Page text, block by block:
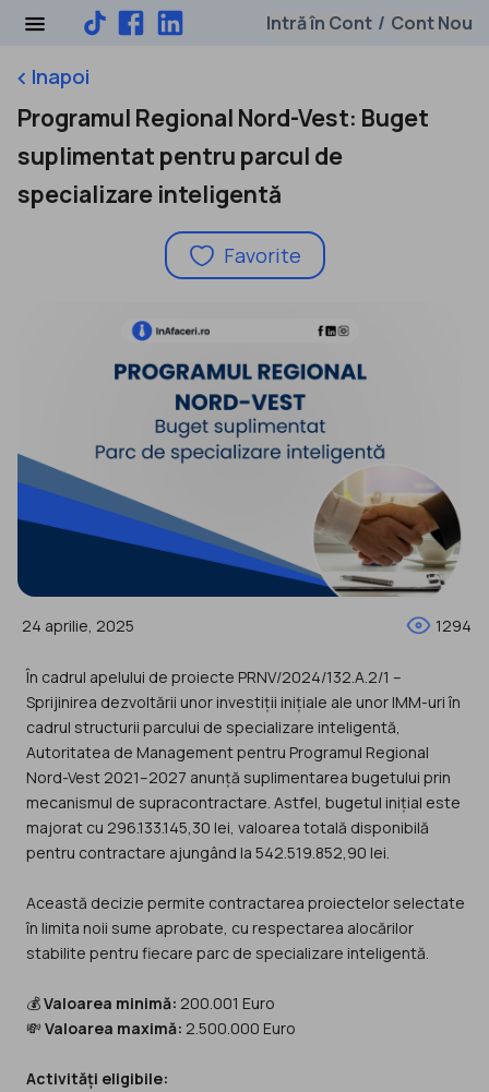
Intră în Cont / Cont Nou
keyboard_arrow_leftInapoi
Programul Regional Nord-Vest: Buget
suplimentat pentru parcul de
specializare inteligentă
Favorite
24 aprilie, 2025 1294
În cadrul apelului de proiecte PRNV/2024/132.A.2/1 –
Sprijinirea dezvoltării unor investiții inițiale ale unor IMM-uri în
cadrul structurii parcului de specializare inteligentă,
Autoritatea de Management pentru Programul Regional
Nord-Vest 2021–2027 anunță suplimentarea bugetului prin
mecanismul de supracontractare. Astfel, bugetul inițial este
majorat cu 296.133.145,30 lei, valoarea totală disponibilă
pentru contractare ajungând la 542.519.852,90 lei.
Această decizie permite contractarea proiectelor selectate
în limita noii sume aprobate, cu respectarea alocărilor
stabilite pentru fiecare parc de specializare inteligentă.
💰Valoarea minimă: 200.001 Euro
💸 Valoarea maximă: 2.500.000 Euro
Activități eligibile: